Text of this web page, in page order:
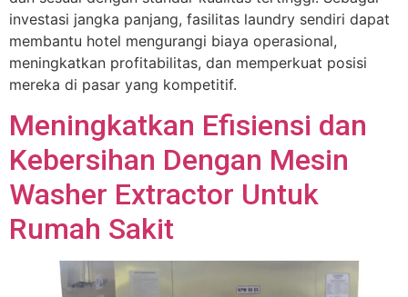
investasi jangka panjang, fasilitas laundry sendiri dapat
membantu hotel mengurangi biaya operasional,
meningkatkan profitabilitas, dan memperkuat posisi
mereka di pasar yang kompetitif.
Meningkatkan Efisiensi dan
Kebersihan Dengan Mesin
Washer Extractor Untuk
Rumah Sakit